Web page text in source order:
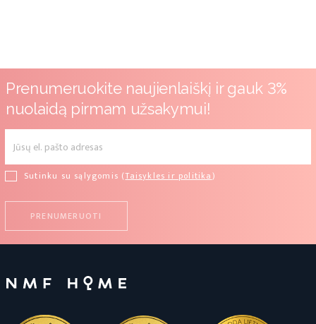
Prenumeruokite naujienlaiškį ir gauk 3%
nuolaidą pirmam užsakymui!
Sutinku su sąlygomis (Taisykles ir politika)